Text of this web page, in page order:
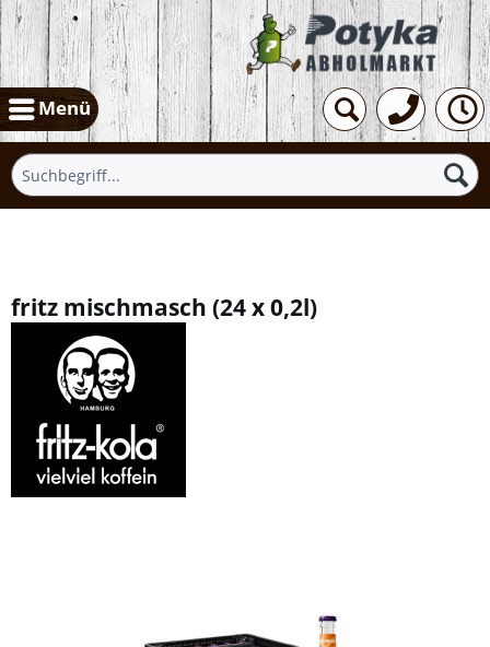
Menü
fritz mischmasch (24 x 0,2l)